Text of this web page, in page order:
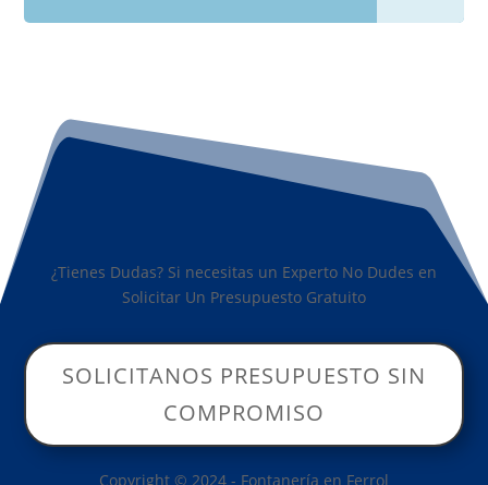
¿Tienes Dudas? Si necesitas un Experto No Dudes en
Solicitar Un Presupuesto Gratuito
SOLICITANOS PRESUPUESTO SIN
COMPROMISO
Copyright © 2024 - Fontanería en Ferrol